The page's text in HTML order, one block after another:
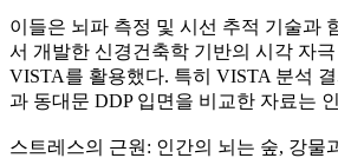
이들은 뇌파 측정 및 시선 추적 기술과
서 개발한 신경건축학 기반의 시각 자
VISTA를 활용했다. 특히 VISTA 분석
과 동대문 DDP 입면을 비교한 자료는
스트레스의 근원: 인간의 뇌는 숲, 강물